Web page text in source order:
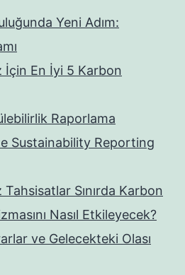
Yeni Adım:
İçin En İyi 5 Karbon
Raporlama
Sustainability Reporting
Tahsisatlar Sınırda Karbon
Nasıl Etkileyecek?
ve Gelecekteki Olası